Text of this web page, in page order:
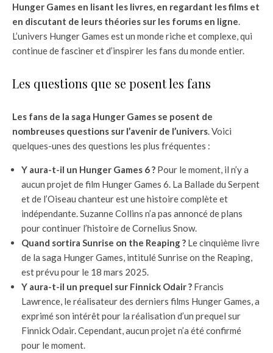
Hunger Games en lisant les livres, en regardant les films et
en discutant de leurs théories sur les forums en ligne.
L’univers Hunger Games est un monde riche et complexe, qui
continue de fasciner et d’inspirer les fans du monde entier.
Les questions que se posent les fans
Les fans de la saga Hunger Games se posent de
nombreuses questions sur l’avenir de l’univers. Voici
quelques-unes des questions les plus fréquentes :
Y aura-t-il un Hunger Games 6 ? Pour le moment, il n’y a
aucun projet de film Hunger Games 6. La Ballade du Serpent
et de l’Oiseau chanteur est une histoire complète et
indépendante. Suzanne Collins n’a pas annoncé de plans
pour continuer l’histoire de Cornelius Snow.
Quand sortira Sunrise on the Reaping ? Le cinquième livre
de la saga Hunger Games, intitulé Sunrise on the Reaping,
est prévu pour le 18 mars 2025.
Y aura-t-il un prequel sur Finnick Odair ? Francis
Lawrence, le réalisateur des derniers films Hunger Games, a
exprimé son intérêt pour la réalisation d’un prequel sur
Finnick Odair. Cependant, aucun projet n’a été confirmé
pour le moment.